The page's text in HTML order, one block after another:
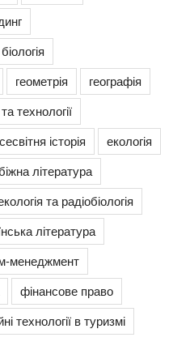
біологія
геометрія
географія
технології
історія
екологія
література
та радіобіологія
література
менеджмент
фінансове право
технології в туризмі